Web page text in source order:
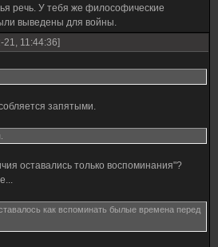
речь. У тебя же философические
выведены для войны.
21, 11:44:36]
запятыми.
оставались только воспоминания"?
как вспоминать былые времена перед